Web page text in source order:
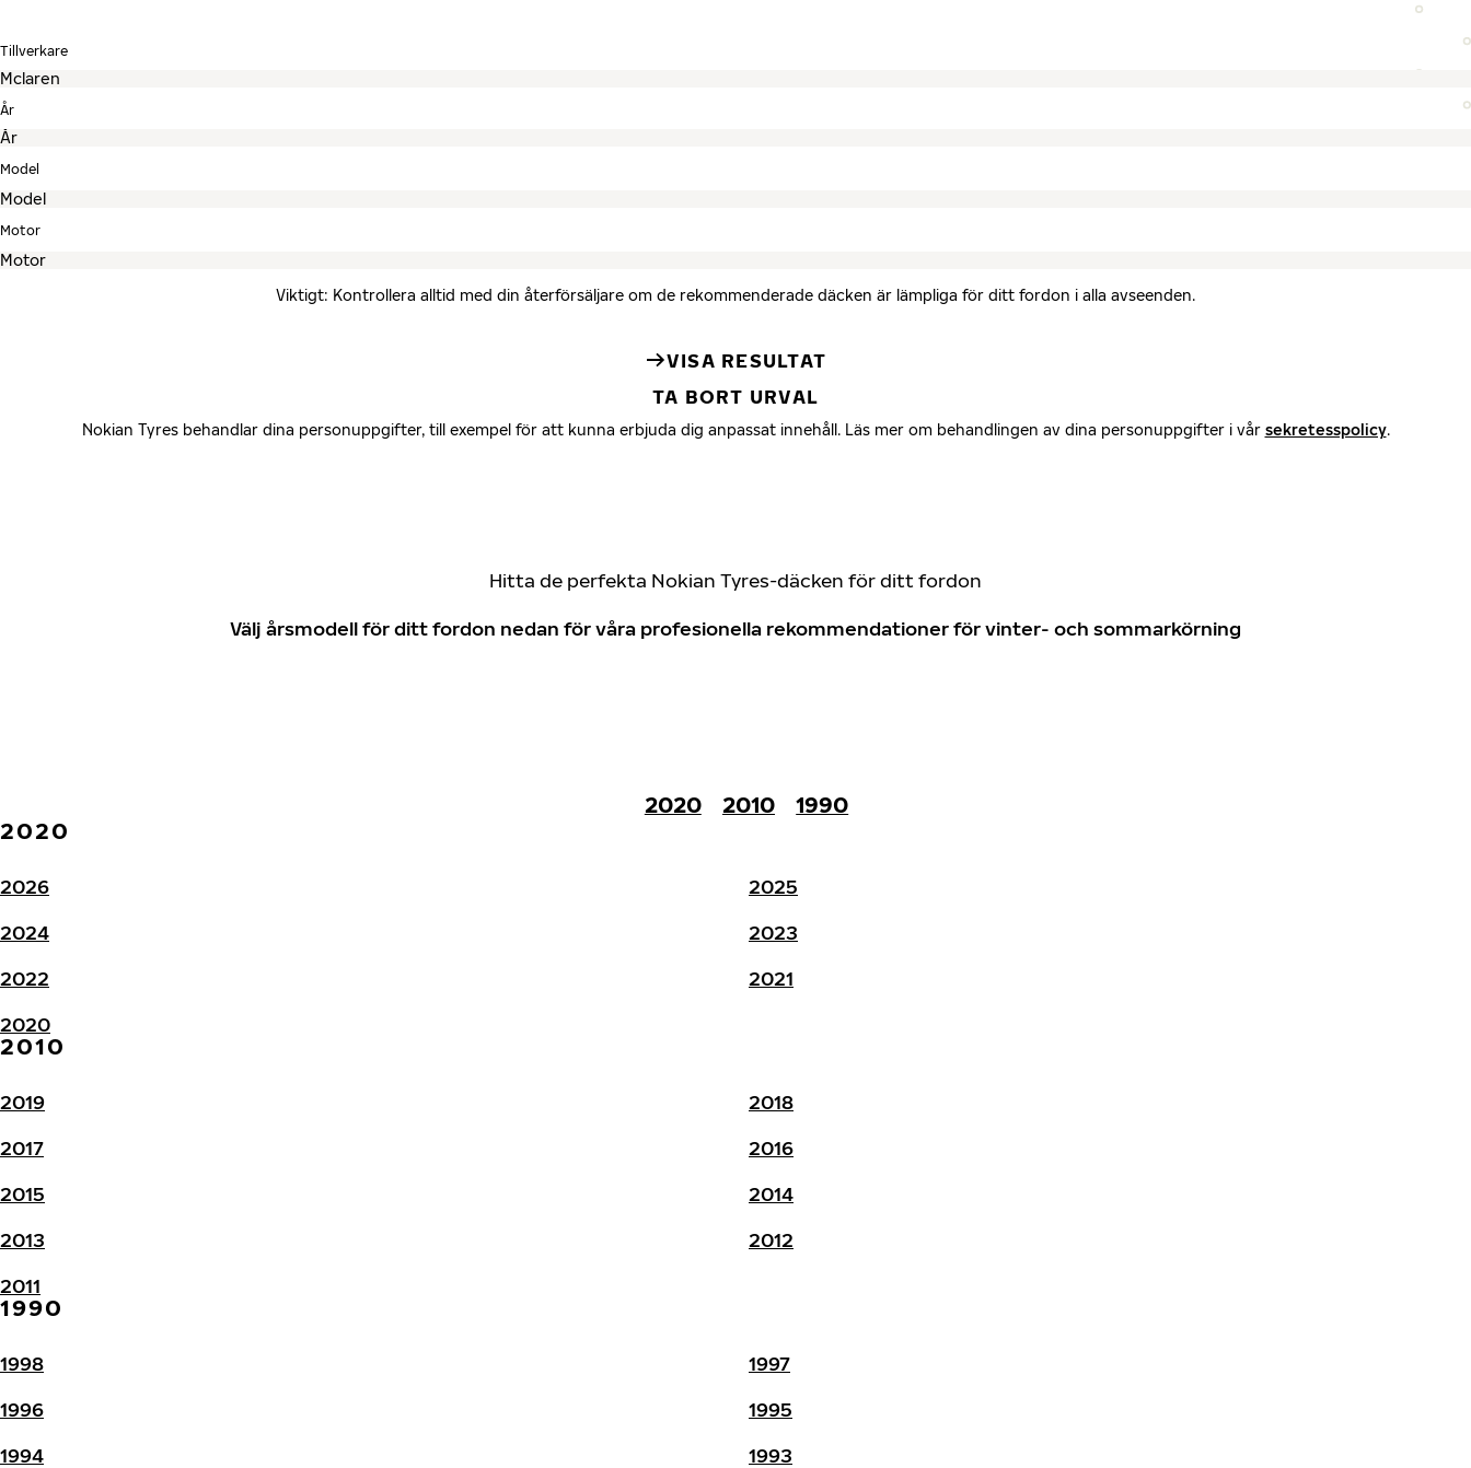
Tillverkare
År
Model
Motor
Viktigt: Kontrollera alltid med din återförsäljare om de rekommenderade däcken är lämpliga för ditt fordon i alla avseenden.
VISA RESULTAT
TA BORT URVAL
Nokian Tyres behandlar dina personuppgifter, till exempel för att kunna erbjuda dig anpassat innehåll. Läs mer om behandlingen av dina personuppgifter i vår sekretesspolicy.
Hitta de perfekta Nokian Tyres-däcken för ditt fordon
Välj årsmodell för ditt fordon nedan för våra profesionella rekommendationer för vinter- och sommarkörning
2020 2010
1990
2020
2026
2025
2024
2023
2022
2021
2020
2010
2019
2018
2017
2016
2015
2014
2013
2012
2011
1990
1998
1997
1996
1995
1994
1993